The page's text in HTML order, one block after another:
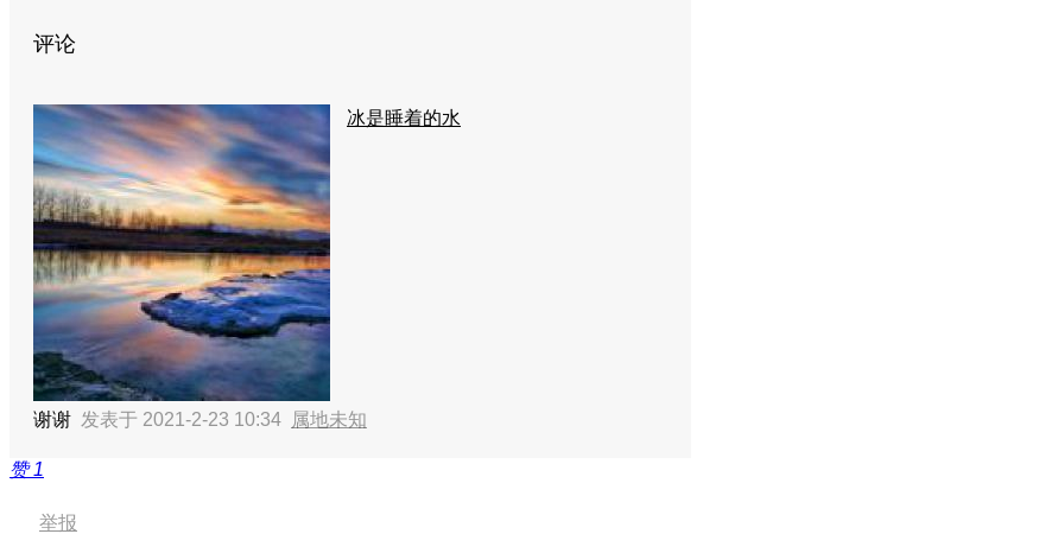
评论
冰是睡着的水
谢谢 发表于 2021-2-23 10:34 属地未知
赞1
举报